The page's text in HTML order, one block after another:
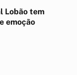
Lobão tem
emoção